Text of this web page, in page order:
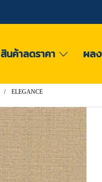
สินค้าลดราคา ผล
ELEGANCE